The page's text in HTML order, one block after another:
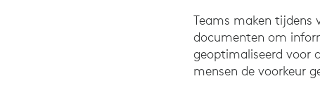
Teams maken tijdens
documenten om
geoptimaliseerd voor
mensen de voorkeur